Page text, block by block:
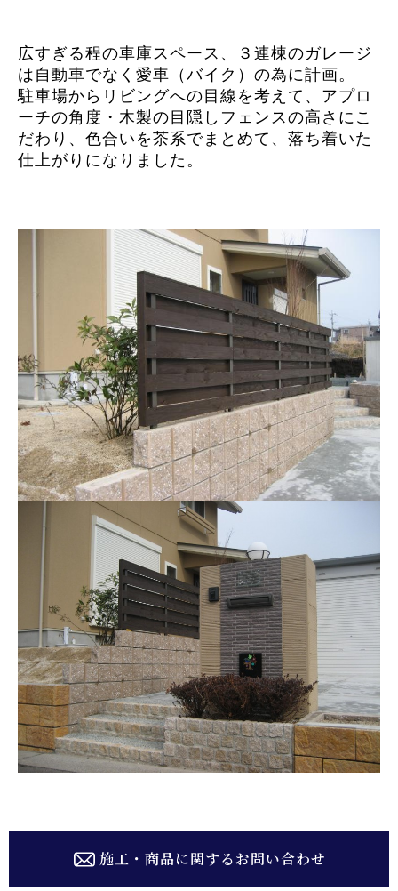
広すぎる程の車庫スペース、３連棟のガレージ
は自動車でなく愛車（バイク）の為に計画。
駐車場からリビングへの目線を考えて、アプロ
ーチの角度・木製の目隠しフェンスの高さにこ
だわり、色合いを茶系でまとめて、落ち着いた
仕上がりになりました。
施工・商品に関するお問い合わせ